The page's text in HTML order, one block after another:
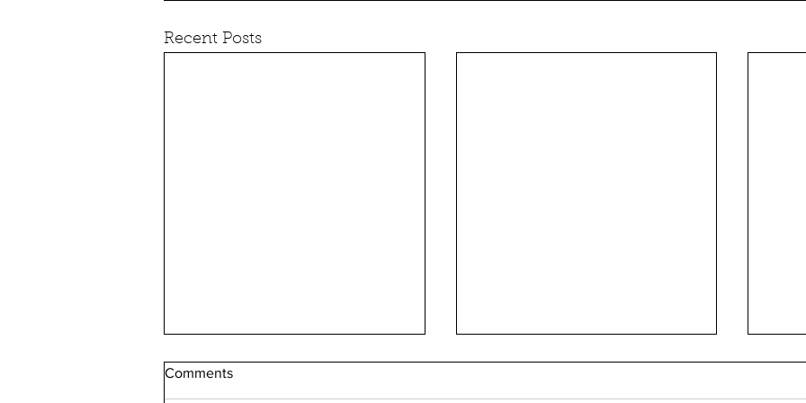
Recent Posts
Comments